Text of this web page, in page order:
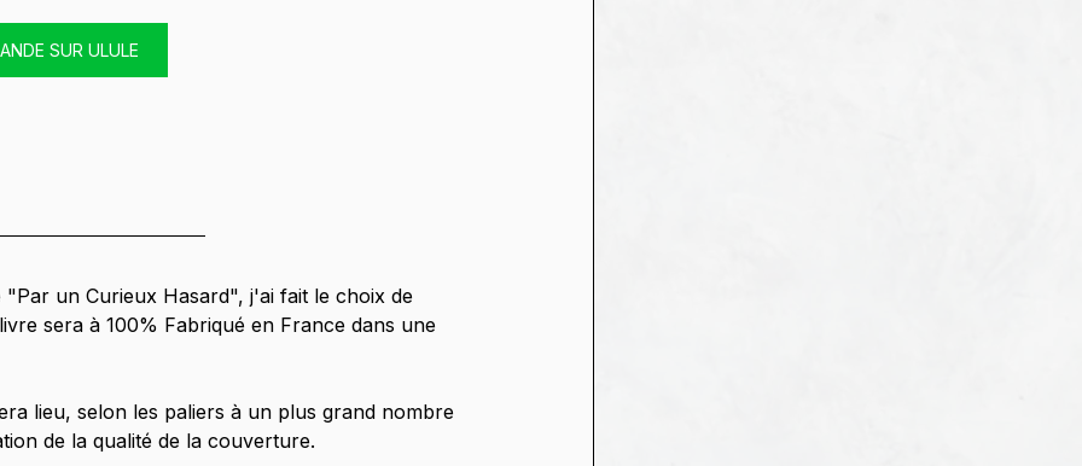
SUR ULULE
un Curieux Hasard", j'ai fait le choix de
sera à 100% Fabriqué en France dans une
lieu, selon les paliers à un plus grand nombre
de la qualité de la couverture.